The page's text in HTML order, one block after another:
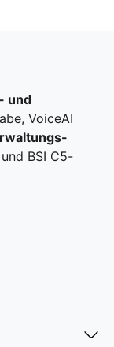
und
VoiceAI
BSI C5-